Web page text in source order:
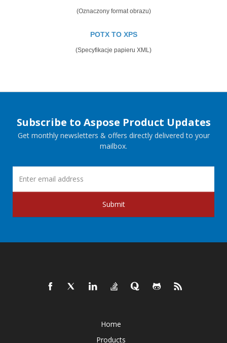
(Oznaczony format obrazu)
POTX TO XPS
(Specyfikacje papieru XML)
Subscribe to Aspose Product Updates
Get monthly newsletters & offers directly delivered to your
mailbox.
Submit
Home
Products